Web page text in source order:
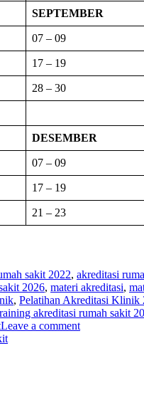
SEPTEMBER
07 – 09
17 – 19
28 – 30
DESEMBER
07 – 09
17 – 19
21 – 23
sakit 2022, akreditasi
2026, materi akreditasi,
, Pelatihan Akreditasi Klinik
akreditasi rumah sakit
Leave a comment